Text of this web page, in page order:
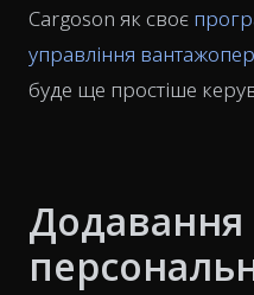
Cargoson як своє
управління
буде ще простіше
Додавання